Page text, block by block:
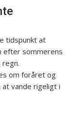
tidspunkt at
efter sommerens
om foråret og
vande rigeligt i